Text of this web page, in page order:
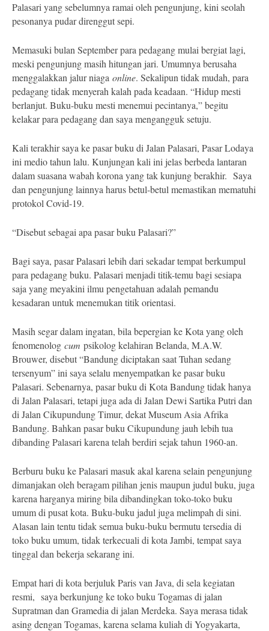
Palasari yang sebelumnya ramai oleh pengunjung, kini seolah
pesonanya pudar direnggut sepi.
Memasuki bulan September para pedagang mulai bergiat lagi,
meski pengunjung masih hitungan jari. Umumnya berusaha
menggalakkan jalur niaga online. Sekalipun tidak mudah, para
pedagang tidak menyerah kalah pada keadaan. “Hidup mesti
berlanjut. Buku-buku mesti menemui pecintanya,” begitu
kelakar para pedagang dan saya mengangguk setuju.
Kali terakhir saya ke pasar buku di Jalan Palasari, Pasar Lodaya
ini medio tahun lalu. Kunjungan kali ini jelas berbeda lantaran
dalam suasana wabah korona yang tak kunjung berakhir. Saya
dan pengunjung lainnya harus betul-betul memastikan mematuhi
protokol Covid-19.
“Disebut sebagai apa pasar buku Palasari?”
Bagi saya, pasar Palasari lebih dari sekadar tempat berkumpul
para pedagang buku. Palasari menjadi titik-temu bagi sesiapa
saja yang meyakini ilmu pengetahuan adalah pemandu
kesadaran untuk menemukan titik orientasi.
Masih segar dalam ingatan, bila bepergian ke Kota yang oleh
fenomenolog cum psikolog kelahiran Belanda, M.A.W.
Brouwer, disebut “Bandung diciptakan saat Tuhan sedang
tersenyum” ini saya selalu menyempatkan ke pasar buku
Palasari. Sebenarnya, pasar buku di Kota Bandung tidak hanya
di Jalan Palasari, tetapi juga ada di Jalan Dewi Sartika Putri dan
di Jalan Cikupundung Timur, dekat Museum Asia Afrika
Bandung. Bahkan pasar buku Cikupundung jauh lebih tua
dibanding Palasari karena telah berdiri sejak tahun 1960-an.
Berburu buku ke Palasari masuk akal karena selain pengunjung
dimanjakan oleh beragam pilihan jenis maupun judul buku, juga
karena harganya miring bila dibandingkan toko-toko buku
umum di pusat kota. Buku-buku jadul juga melimpah di sini.
Alasan lain tentu tidak semua buku-buku bermutu tersedia di
toko buku umum, tidak terkecuali di kota Jambi, tempat saya
tinggal dan bekerja sekarang ini.
Empat hari di kota berjuluk Paris van Java, di sela kegiatan
resmi, saya berkunjung ke toko buku Togamas di jalan
Supratman dan Gramedia di jalan Merdeka. Saya merasa tidak
asing dengan Togamas, karena selama kuliah di Yogyakarta,